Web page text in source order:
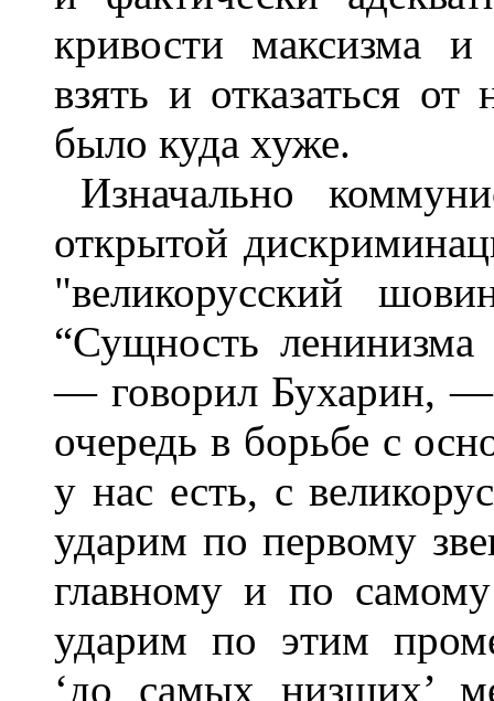
кривости максизма
взять и отказаться
было куда хуже.
Изначально
открытой
"великорусский
“Сущность
— говорил Бухарин, —
очередь в борьбе с
у нас есть, с
ударим по первому
главному и по
ударим по этим
‘до самых низших’